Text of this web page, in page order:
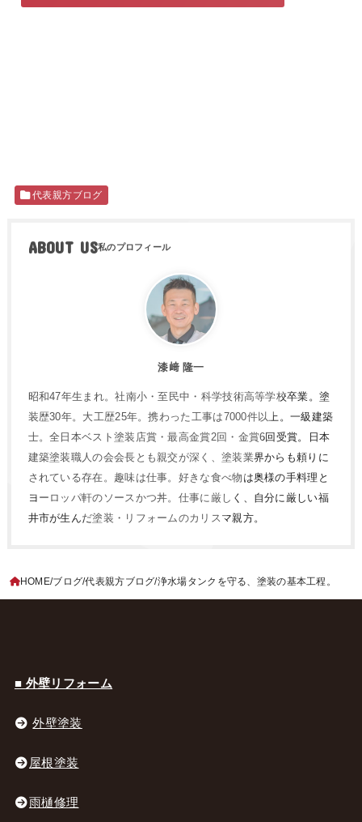
代表親方ブログ
ABOUT US
漆﨑 隆一
昭和47年生まれ。社南小・至民中・科学技術高等学校卒業。塗
装歴30年。大工歴25年。携わった工事は7000件以上。一級建築
士。全日本ベスト塗装店賞・最高金賞2回・金賞6回受賞。日本
建築塗装職人の会会長とも親交が深く、塗装業界からも頼りに
されている存在。趣味は仕事。好きな食べ物は奥様の手料理と
ヨーロッパ軒のソースかつ丼。仕事に厳しく、自分に厳しい福
井市が生んだ塗装・リフォームのカリスマ親方。
HOME ブログ 代表親方ブログ 浄水場タンクを守る、塗装の基本工程。
■ 外壁リフォーム
外壁塗装
屋根塗装
雨樋修理